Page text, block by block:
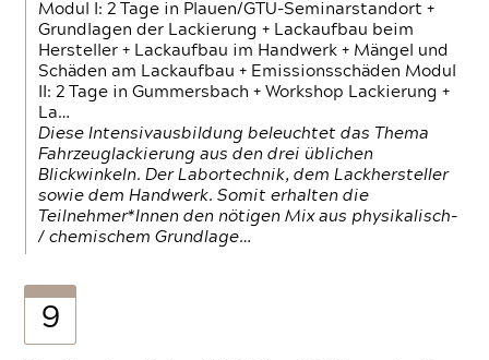
Modul I: 2 Tage in Plauen/GTÜ-Seminarstandort +
Grundlagen der Lackierung + Lackaufbau beim
Hersteller + Lackaufbau im Handwerk + Mängel und
Schäden am Lackaufbau + Emissionsschäden Modul
II: 2 Tage in Gummersbach + Workshop Lackierung +
La…
Diese Intensivausbildung beleuchtet das Thema
Fahrzeuglackierung aus den drei üblichen
Blickwinkeln. Der Labortechnik, dem Lackhersteller
sowie dem Handwerk. Somit erhalten die
Teilnehmer*Innen den nötigen Mix aus physikalisch-
/ chemischem Grundlage…
9